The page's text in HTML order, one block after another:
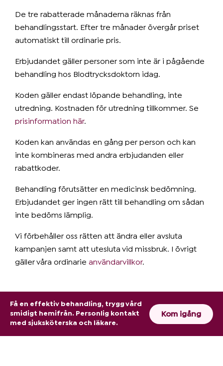
De tre rabatterade månaderna räknas från
behandlingsstart. Efter tre månader övergår priset
automatiskt till ordinarie pris.
Erbjudandet gäller personer som inte är i pågående
behandling hos Blodtrycksdoktorn idag.
Koden gäller endast löpande behandling, inte
utredning. Kostnaden för utredning tillkommer. Se
prisinformation här.
Koden kan användas en gång per person och kan
inte kombineras med andra erbjudanden eller
rabattkoder.
Behandling förutsätter en medicinsk bedömning.
Erbjudandet ger ingen rätt till behandling om sådan
inte bedöms lämplig.
Vi förbehåller oss rätten att ändra eller avsluta
kampanjen samt att utesluta vid missbruk. I övrigt
gäller våra ordinarie användarvillkor.
Få en effektiv behandling, trygg vård
smidigt hemifrån. Personlig kontakt
med sjuksköterska och läkare.
Kom igång